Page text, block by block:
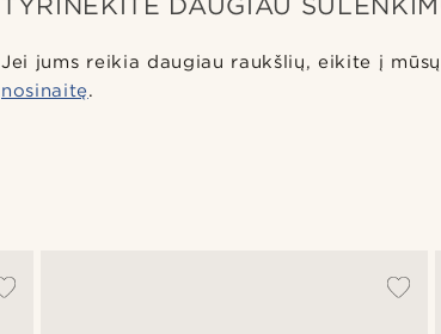
Jei jums reikia daugiau raukšlių, eikite į
nosinaitę.